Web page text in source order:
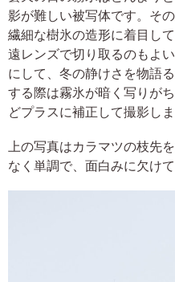
影が難しい被写体です。そ
繊細な樹氷の造形に着目し
遠レンズで切り取るのもよ
にして、冬の静けさを物語
する際は霧氷が暗く写りが
どプラスに補正して撮影しま
上の写真はカラマツの枝先
なく単調で、面白みに欠け